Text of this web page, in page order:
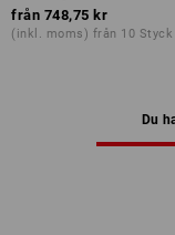
från 748,75 kr
(inkl. moms) från 10 Styck
Du